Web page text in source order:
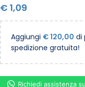
€ 1,09
Aggiungi €120,00 di
spedizione gratuita!
Richiedi assistenza